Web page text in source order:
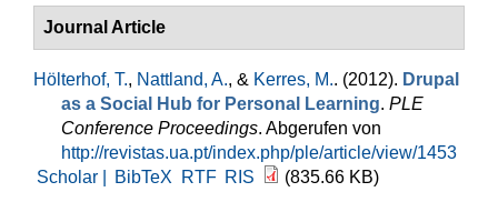
Journal Article
Hölterhof, T., Nattland, A., & Kerres, M.. (2012). Drupal
as a Social Hub for Personal Learning. PLE
Conference Proceedings. Abgerufen von
http://revistas.ua.pt/index.php/ple/article/view/1453
Scholar |
BibTeX RTF RIS (835.66 KB)